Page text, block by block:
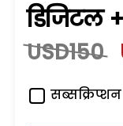
डिजिटल
USD150